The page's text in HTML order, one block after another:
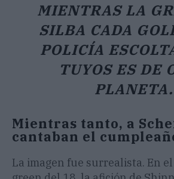
MIENTRAS LA
SILBA CADA
POLICÍA
TUYOS ES DE
PLANETA.
Mientras tanto, a
cantaban el
La imagen fue surrealista. En